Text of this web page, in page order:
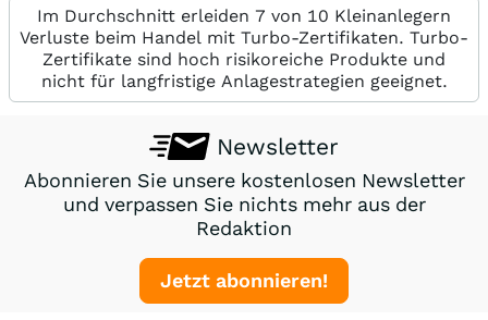
Im Durchschnitt erleiden 7 von 10 Kleinanlegern
Verluste beim Handel mit Turbo-Zertifikaten. Turbo-
Zertifikate sind hoch risikoreiche Produkte und
nicht für langfristige Anlagestrategien geeignet.
Newsletter
Abonnieren Sie unsere kostenlosen Newsletter
und verpassen Sie nichts mehr aus der
Redaktion
Jetzt abonnieren!